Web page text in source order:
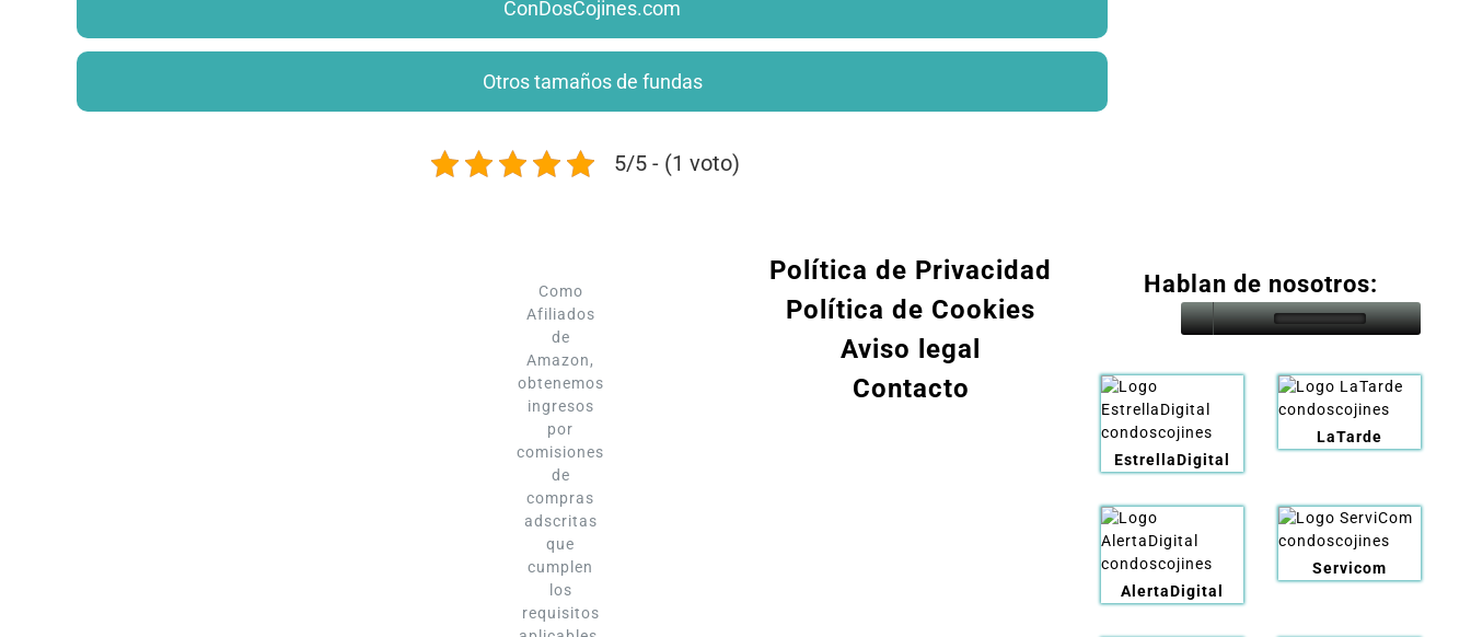
ConDosCojines.com
Otros tamaños de fundas
5/5 - (1 voto)
Como
Afiliados
de
Amazon,
obtenemos
ingresos
por
comisiones
de
compras
adscritas
que
cumplen
los
requisitos
Política de Privacidad
Política de Cookies
Aviso legal
Contacto
Hablan de nosotros:
EstrellaDigital
LaTarde
AlertaDigital
Servicom